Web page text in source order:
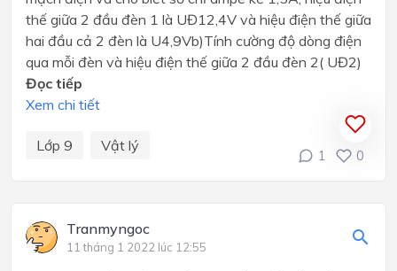
thế giữa 2 đầu đèn 1 là UĐ12,4V và hiệu điện thế giữa
hai đầu cả 2 đèn là U4,9Vb)Tính cường độ dòng điện
qua mỗi đèn và hiệu điện thế giữa 2 đầu đèn 2( UĐ2)
Đọc tiếp
Xem chi tiết
Lớp 9 Vật lý
1 0
Tranmyngoc
11 tháng 1 2022 lúc 12:55